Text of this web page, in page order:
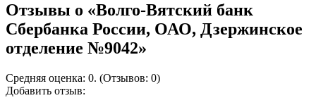
Отзывы о «Волго-Вятский банк
Сбербанка России, ОАО, Дзержинское
отделение №9042»
Средняя оценка: 0. (Отзывов: 0)
Добавить отзыв: